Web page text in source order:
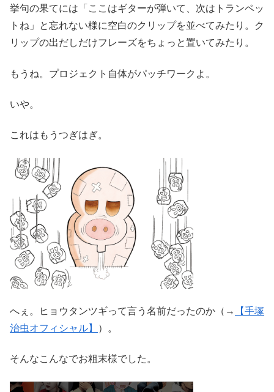
挙句の果てには「ここはギターが弾いて、次はトランペッ
トね」と忘れない様に空白のクリップを並べてみたり。ク
リップの出だしだけフレーズをちょっと置いてみたり。
もうね。プロジェクト自体がパッチワークよ。
いや。
これはもうつぎはぎ。
へぇ。ヒョウタンツギって言う名前だったのか（→
【手塚
治虫オフィシャル】
）。
そんなこんなでお粗末様でした。